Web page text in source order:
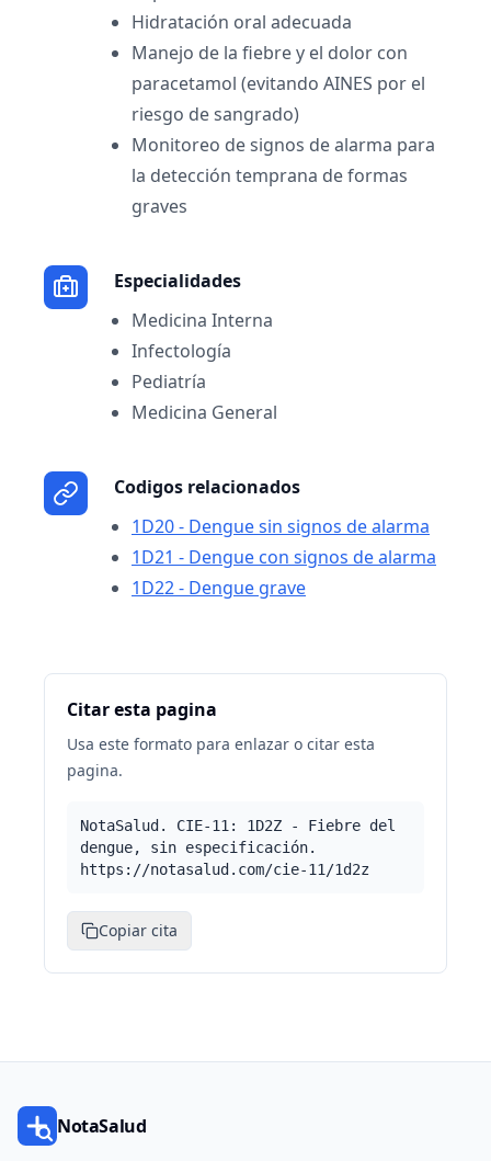
Hidratación oral adecuada
Manejo de la fiebre y el dolor con
paracetamol (evitando AINES por el
riesgo de sangrado)
Monitoreo de signos de alarma para
la detección temprana de formas
graves
Especialidades
Medicina Interna
Infectología
Pediatría
Medicina General
Codigos relacionados
1D20 - Dengue sin signos de alarma
1D21 - Dengue con signos de alarma
1D22 - Dengue grave
Citar esta pagina
Usa este formato para enlazar o citar esta
pagina.
NotaSalud. CIE-11: 1D2Z - Fiebre del
dengue, sin especificación.
https://notasalud.com/cie-11/1d2z
Copiar cita
NotaSalud